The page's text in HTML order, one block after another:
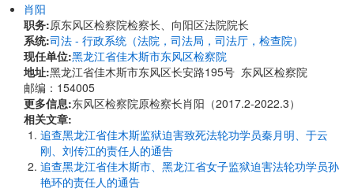
肖阳
职务:原东风区检察院检察长、向阳区法院院长
系统:司法 - 行政系统（法院，司法局，司法厅，检查院）
现任单位:黑龙江省佳木斯市东风区检察院
地址:黑龙江省佳木斯市东风区长安路195号 东风区检察院
邮编：154005
更多信息:东风区检察院原检察长肖阳（2017.2-2022.3）
相关文章:
追查黑龙江省佳木斯监狱迫害致死法轮功学员秦月明、于云
刚、刘传江的责任人的通告
追查黑龙江省佳木斯市、黑龙江省女子监狱迫害法轮功学员孙
艳环的责任人的通告